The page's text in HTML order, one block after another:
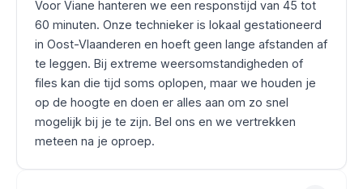
Voor Viane hanteren we een responstijd van 45 tot
60 minuten. Onze technieker is lokaal gestationeerd
in Oost-Vlaanderen en hoeft geen lange afstanden af
te leggen. Bij extreme weersomstandigheden of
files kan die tijd soms oplopen, maar we houden je
op de hoogte en doen er alles aan om zo snel
mogelijk bij je te zijn. Bel ons en we vertrekken
meteen na je oproep.